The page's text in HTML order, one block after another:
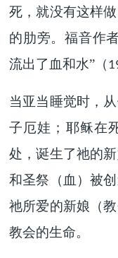
死，就没有这样
的肋旁。福音作
流出了血和水”（
当亚当睡觉时，
子厄娃；耶稣在
处，诞生了祂的
和圣祭（血）被
祂所爱的新娘（
教会的生命。